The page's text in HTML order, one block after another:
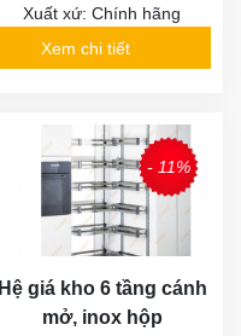
Xuất xứ: Chính hãng
Xem chi tiết
- 11%
Hệ giá kho 6 tầng cánh
mở, inox hộp